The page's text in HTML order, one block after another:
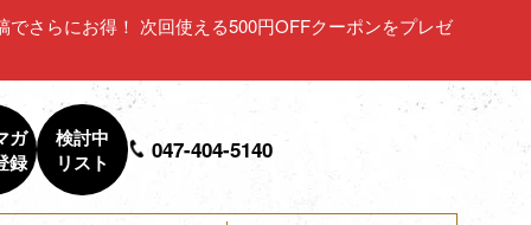
さらにお得！ 次回使える500円OFFクーポンをプレゼ
ガ
録
検討中
リスト
047-404-5140